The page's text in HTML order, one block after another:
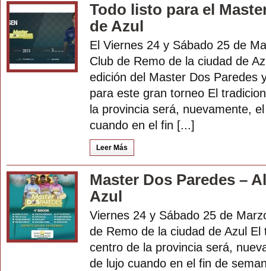
Todo listo para el
de Azul
El Viernes 24 y Sábado 25 de
Club de Remo de la ciudad de
edición del Master Dos Paredes
para este gran torneo El
la provincia será, nuevamente,
cuando en el fin [...]
Leer Más
Master Dos Paredes –
Azul
Viernes 24 y Sábado 25 de
de Remo de la ciudad de Azul El
centro de la provincia será,
de lujo cuando en el fin de